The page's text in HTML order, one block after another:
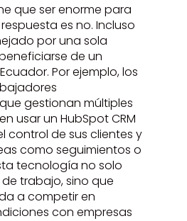
que ser enorme para
respuesta es no. Incluso
por una sola
de un
Por ejemplo, los
gestionan múltiples
usar un HubSpot CRM
control de sus clientes y
como seguimientos o
tecnología no solo
trabajo, sino que
a competir en
con empresas